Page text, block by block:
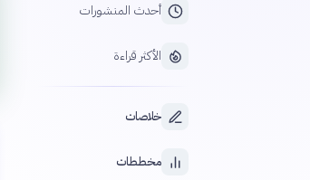
أحدث المنشورات
الأكثر قراءة
خلاصات
مخططات